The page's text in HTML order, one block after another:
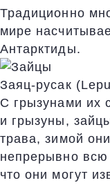
Традиционно
мире
Антарктиды.
Заяц-русак
С грызунами их
и грызуны,
трава, зимой
непрерывно всю
что они могут